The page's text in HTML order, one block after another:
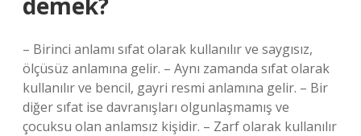
– Birinci anlamı sıfat olarak kullanılır ve saygısız,
ölçüsüz anlamına gelir. – Aynı zamanda sıfat olarak
kullanılır ve bencil, gayri resmi anlamına gelir. – Bir
diğer sıfat ise davranışları olgunlaşmamış ve
çocuksu olan anlamsız kişidir. – Zarf olarak kullanılır